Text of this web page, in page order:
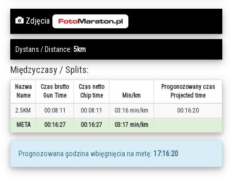
Zdjęcia
Dystans / Distance: 5km
Międzyczasy / Splits:
Nazwa
Name
Czas brutto
Gun Time
Czas netto
Chip time
Min/km
Progonozowany czas
Projected time
2.5KM 00:08:11 00:08:11 03:16 min/km
00:16:20
META
00:16:27 00:16:27 03:17 min/km
Prognozowana godzina wbięgnięcia na metę: 17:16:20